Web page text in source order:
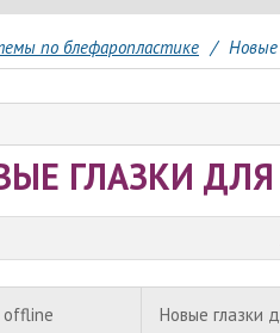
по блефаропластике / Новые
ГЛАЗКИ ДЛЯ
offline Новые глазки